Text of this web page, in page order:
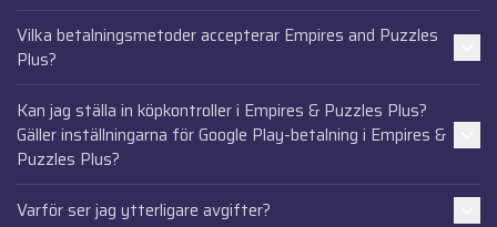
Vilka betalningsmetoder accepterar Empires and Puzzles
Plus?
Kan jag ställa in köpkontroller i Empires & Puzzles Plus?
Gäller inställningarna för Google Play-betalning i Empires &
Puzzles Plus?
Varför ser jag ytterligare avgifter?